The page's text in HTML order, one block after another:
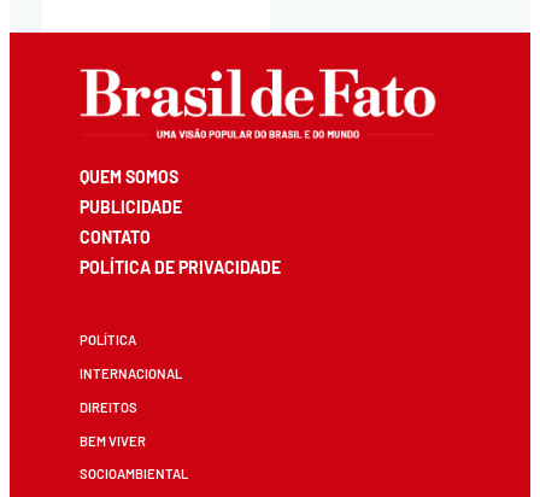
QUEM SOMOS
PUBLICIDADE
CONTATO
POLÍTICA DE PRIVACIDADE
POLÍTICA
INTERNACIONAL
DIREITOS
BEM VIVER
SOCIOAMBIENTAL